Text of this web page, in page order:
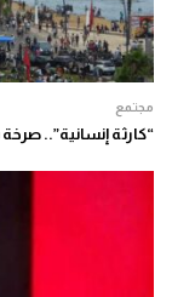
مجتمع
“كارثة إنسانية”..